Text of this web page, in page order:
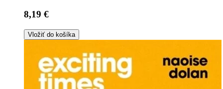
8,19 €
Vložiť do košíka